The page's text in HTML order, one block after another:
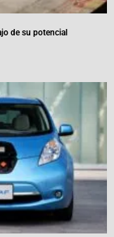
de su potencial